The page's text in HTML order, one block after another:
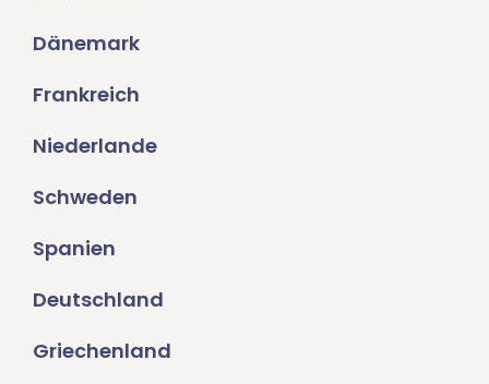
Dänemark
Frankreich
Niederlande
Schweden
Spanien
Deutschland
Griechenland